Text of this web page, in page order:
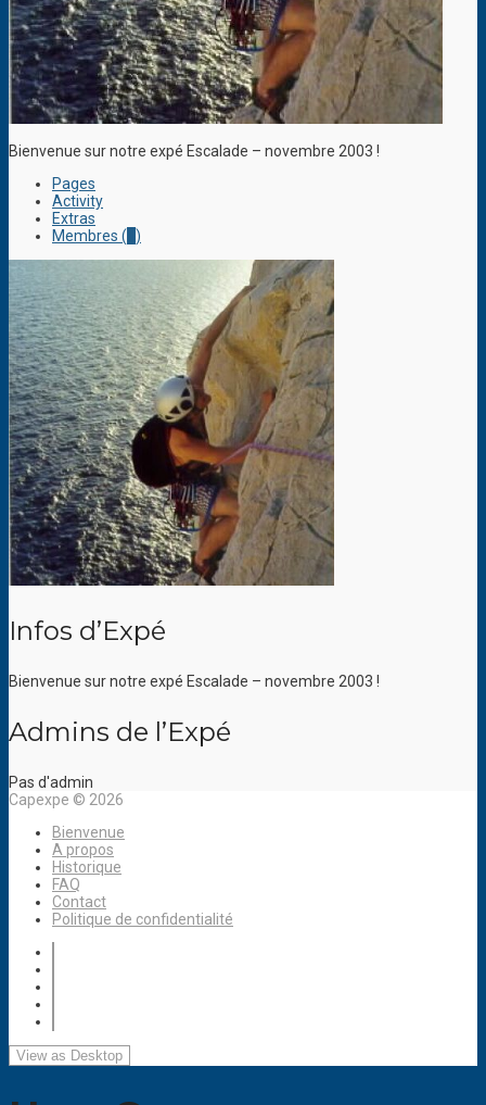
Bienvenue sur notre expé Escalade – novembre 2003 !
Pages
Activity
Extras
Membres ( )
Infos d’Expé
Bienvenue sur notre expé Escalade – novembre 2003 !
Admins de l’Expé
Pas d'admin
Capexpe © 2026
Bienvenue
A propos
Historique
FAQ
Contact
Politique de confidentialité